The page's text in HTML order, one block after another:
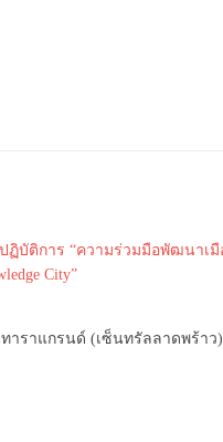
ปฏิบัติการ “ความร่วมมือพัฒนาเ
City”
ทาราแกรนด์ (เซ็นทรัลลาดพร้าว)